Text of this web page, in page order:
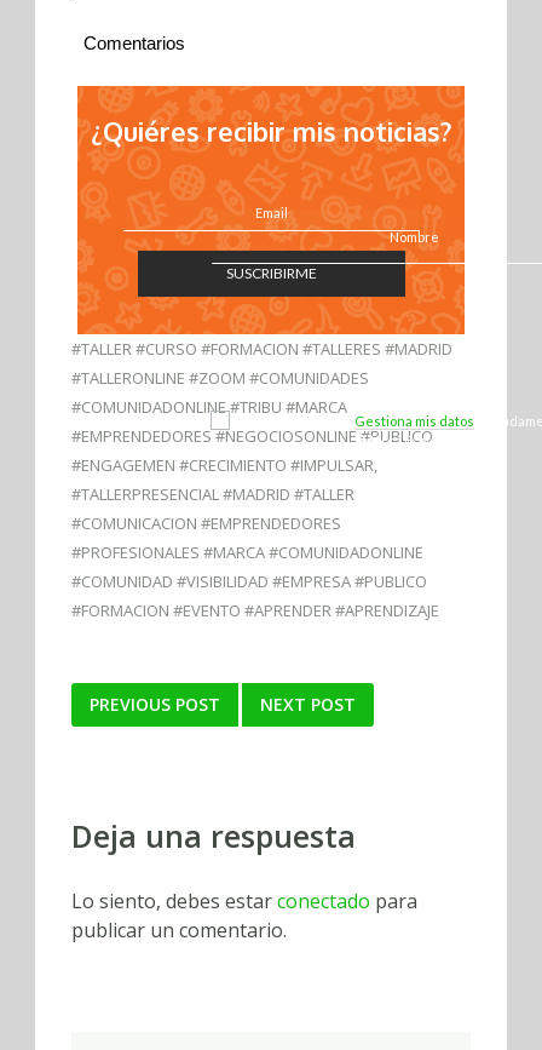
Comentarios
¿Quiéres recibir mis noticias?
Gestiona mis datos y
Marca Ecofriendly.
SUSCRIBIRME
#TALLER #CURSO #FORMACION #TALLERES #MADRID
#TALLERONLINE #ZOOM #COMUNIDADES
#COMUNIDADONLINE #TRIBU #MARCA
#EMPRENDEDORES #NEGOCIOSONLINE #PUBLICO
#ENGAGEMEN #CRECIMIENTO #IMPULSAR,
#TALLERPRESENCIAL #MADRID #TALLER
#COMUNICACION #EMPRENDEDORES
#PROFESIONALES #MARCA #COMUNIDADONLINE
#COMUNIDAD #VISIBILIDAD #EMPRESA #PUBLICO
#FORMACION #EVENTO #APRENDER #APRENDIZAJE
Post
PREVIOUS POST NEXT POST
Deja una respuesta
Lo siento, debes estarconectado para
publicar un comentario.